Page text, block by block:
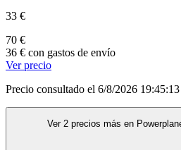
33 €
70 €
36 € con gastos de envío
Ver precio
Precio consultado el 6/8/2026 19:45:13
Ver 2 precios más en